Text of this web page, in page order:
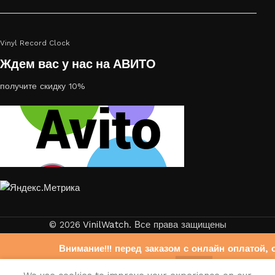
Внимание!!! перед заказом с онлайн оплатой,
Vinyl Record Clock
Ждем вас у нас на АВИТО
получите скидку 10%
© 2026 VinilWatch. Все права защищены